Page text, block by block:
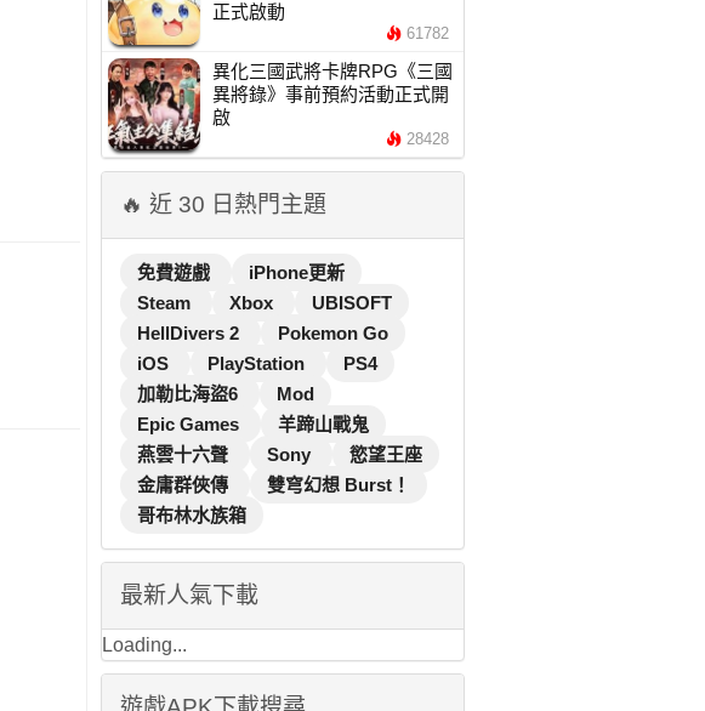
正式啟動
61782
異化三國武將卡牌RPG《三國
異將錄》事前預約活動正式開
啟
28428
🔥 近 30 日熱門主題
免費遊戲
iPhone更新
Steam
Xbox
UBISOFT
HellDivers 2
Pokemon Go
iOS
PlayStation
PS4
加勒比海盜6
Mod
Epic Games
羊蹄山戰鬼
燕雲十六聲
Sony
慾望王座
金庸群俠傳
雙穹幻想 Burst！
哥布林水族箱
最新人氣下載
Loading...